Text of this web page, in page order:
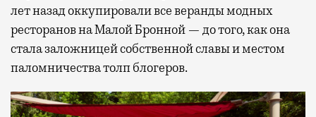
лет назад оккупировали все веранды модных
ресторанов на Малой Бронной — до того, как она
стала заложницей собственной славы и местом
паломничества толп блогеров.